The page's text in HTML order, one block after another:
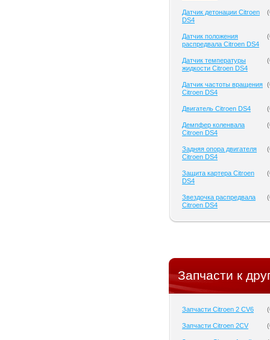
Датчик детонации Citroen
DS4
(
Датчик положения
распредвала Citroen DS4
(
Датчик температуры
жидкости Citroen DS4
(
Датчик частоты вращения
Citroen DS4
(
Двигатель Citroen DS4 (
Демпфер коленвала
Citroen DS4
(
Задняя опора двигателя
Citroen DS4
(
Защита картера Citroen
DS4
(
Звездочка распредвала
Citroen DS4
(
Запчасти к
Запчасти Citroen 2 CV6 (
Запчасти Citroen 2CV (